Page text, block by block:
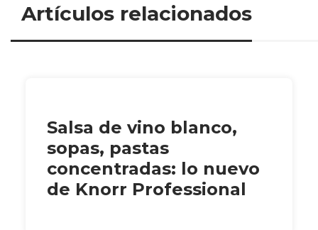
Artículos relacionados
Salsa de vino blanco,
sopas, pastas
concentradas: lo nuevo
de Knorr Professional